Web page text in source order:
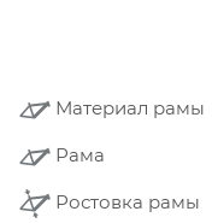
Материал рамы
Рама
Ростовка рамы